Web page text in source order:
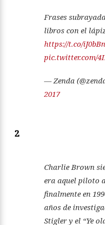
Frases
libros con el
https://t.co/
pic.twitter.com/
— Zenda
2017
2
Charlie Brown
era aquel piloto
finalmente en
años de
Stigler y el “Ye